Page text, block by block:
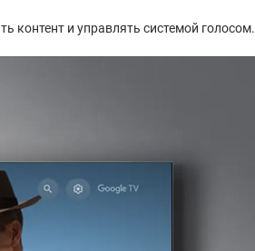
контент и управлять системой голосом.